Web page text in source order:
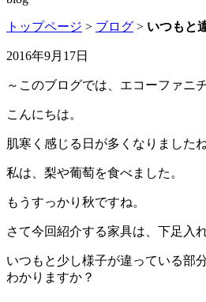
トップページ > ブログ > いつもと
2016年9月17日
～このブログでは、エコーファニ
こんにちは。
肌寒く感じる日が多くなりましたね
私は、梨や葡萄を食べました。
もうすっかり秋ですね。
さて今回紹介する家具は、下足入れ
いつもと少し様子が違っている部
わかりますか？